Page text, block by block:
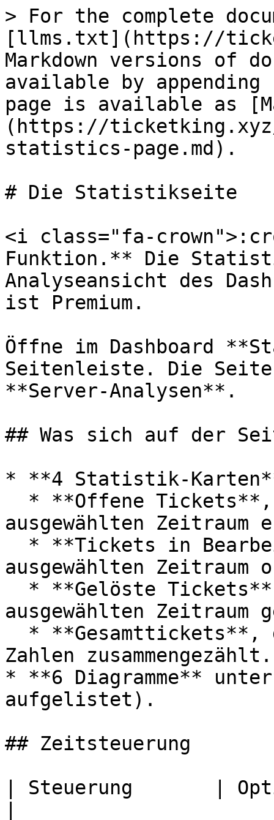
> For the complete
[llms.txt](https://
Markdown versions of
available by
page is available as
(https://
statistics-page.md).
# Die Statistikseite
<i class="fa-
Funktion.** Die
Analyseansicht des
ist Premium.
Öffne im Dashboard
Seitenleiste. Die
**Server-Analysen**.
## Was sich auf der
* **4 Statistik-
ausgewählten Zeitraum
ausgewählten Zeitraum
ausgewählten Zeitraum
Zahlen zusammengezählt.
* **6 Diagramme**
aufgelistet).
## Zeitsteuerung
| Steuerung       |